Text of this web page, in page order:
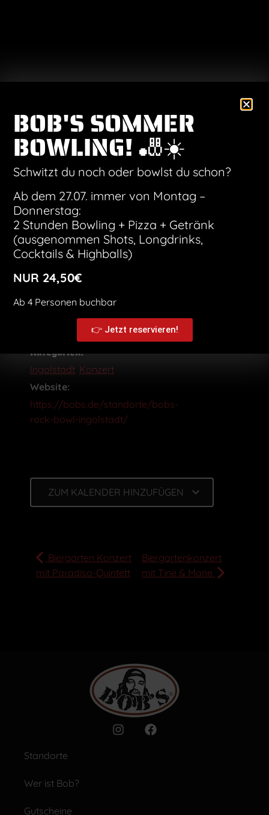
„Musik an und die Welt kurz aus.“ – so lautet das
Motto von IT GOES X. Mit Indie-Pizza-Punk und
Trompete bringen sie Geschichten über Pizza,
farbenfrohe Melancholie, FOMO und das echte
Leben auf die Bühne – verpackt in Songs, die man
noch am nächsten Tag summt.
Eintritt frei – Tische reservierbar unter
https://bobs.de/standorte/bobs-rock-bowl-
ingolstadt/.
Kategorien:
Ingolstadt Konzert
Website:
https://bobs.de/standorte/bobs-
rock-bowl-ingolstadt/
ZUM KALENDER HINZUFÜGEN
Biergarten Konzert
mit Paradiso-Quintett
Biergartenkonzert
mit Tine & Mane
Standorte
Wer ist Bob?
Gutscheine
BOB'S SOMMER
BOWLING! 🎳☀️
Schwitzt du noch oder bowlst du schon?
Ab dem 27.07. immer von Montag –
Donnerstag:
2 Stunden Bowling + Pizza + Getränk
(ausgenommen Shots, Longdrinks,
Cocktails & Highballs)
NUR 24,50€
Ab 4 Personen buchbar
👉 Jetzt reservieren!